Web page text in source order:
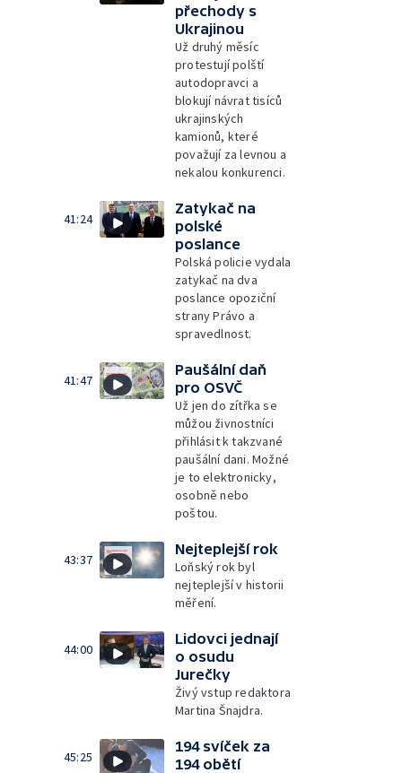
přechody s
Ukrajinou
Už druhý měsíc
protestují polští
autodopravci a
blokují návrat tisíců
ukrajinských
kamionů, které
považují za levnou a
nekalou konkurenci.
41:24
Zatykač na
polské
poslance
Polská policie vydala
zatykač na dva
poslance opoziční
strany Právo a
spravedlnost.
41:47
Paušální daň
pro OSVČ
Už jen do zítřka se
můžou živnostníci
přihlásit k takzvané
paušální dani. Možné
je to elektronicky,
osobně nebo
poštou.
43:37
Nejteplejší rok
Loňský rok byl
nejteplejší v historii
měření.
44:00
Lidovci jednají
o osudu
Jurečky
Živý vstup redaktora
Martina Šnajdra.
45:25
194 svíček za
194 obětí